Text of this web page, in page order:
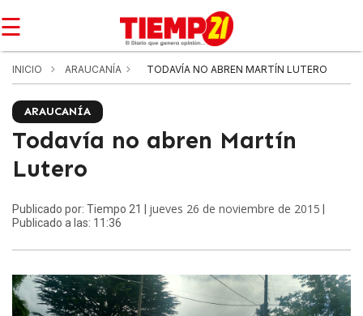
☰
INICIO ARAUCANÍA TODAVÍA NO ABREN MARTÍN LUTERO
ARAUCANÍA
Todavía no abren Martín
Lutero
Publicado por: Tiempo 21 | jueves 26 de noviembre de 2015
Publicado a las: 11:36